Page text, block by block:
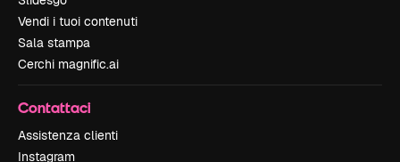
Vendi i tuoi contenuti
Sala stampa
Cerchi magnific.ai
Contattaci
Assistenza clienti
Instagram